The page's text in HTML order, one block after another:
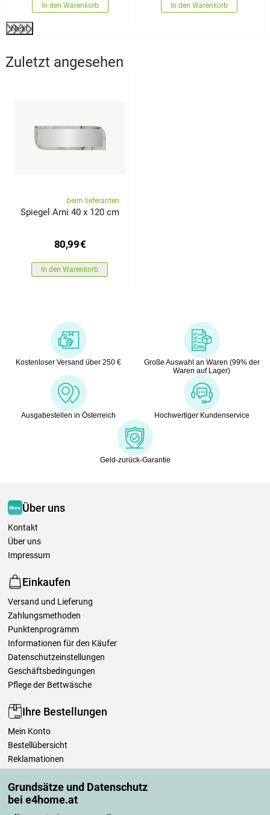
Grundsätze und Datenschutz
bei e4home.at
In den Warenkorb In den Warenkorb
Next
Zuletzt angesehen
beim lieferanten
Spiegel Arni 40 x 120 cm
80,99€
In den Warenkorb
Kostenloser Versand über 250 €
Große Auswahl an Waren (99% der
Waren auf Lager)
Ausgabestellen in Österreich Hochwertiger Kundenservice
Geld-zurück-Garantie
Über uns
Kontakt
Über uns
Impressum
Einkaufen
Versand und Lieferung
Zahlungsmethoden
Punktenprogramm
Informationen für den Käufer
Datenschutzeinstellungen
Geschäftsbedingungen
Pflege der Bettwäsche
Ihre Bestellungen
Mein Konto
Bestellübersicht
Reklamationen
Einfach mehr wissen
Richtlinien zur Verarbeitung von Bewertungen